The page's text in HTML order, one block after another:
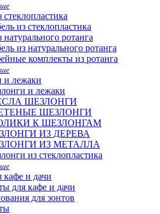
из стеклопластика
ротанга
из натурального ротанга
комплекты из ротанга
и лежаки
и лежаки
ШЕЗЛОНГИ
ШЕЗЛОНГИ
К ШЕЗЛОНГАМ
ИЗ ДЕРЕВА
ИЗ МЕТАЛЛА
из стеклопластика
кафе и дачи
для кафе и дачи
для зонтов